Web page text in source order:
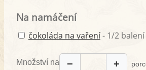
Na namáčení
čokoláda na vaření- 1/2 balení
Množství na − +